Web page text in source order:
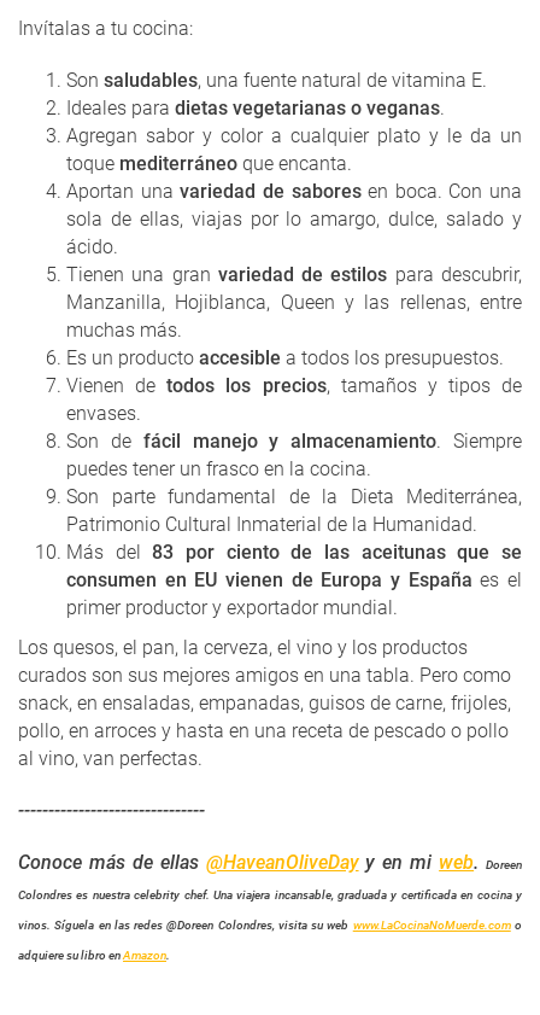
Invítalas a tu cocina:
Son saludables, una fuente natural de vitamina E.
Ideales para dietas vegetarianas o veganas.
Agregan sabor y color a cualquier plato y le da un
toque mediterráneo que encanta.
Aportan una variedad de saboresen boca. Con una
sola de ellas, viajas por lo amargo, dulce, salado y
ácido.
Tienen una gran variedad de estilos para descubrir,
Manzanilla, Hojiblanca, Queen y las rellenas, entre
muchas más.
Es un producto accesible a todos los presupuestos.
Vienen detodos los precios, tamaños y tipos de
envases.
Son defácil manejo y almacenamiento. Siempre
puedes tener un frasco en la cocina.
Son parte fundamental de la Dieta Mediterránea,
Patrimonio Cultural Inmaterial de la Humanidad.
Más del83 por ciento de las aceitunas que se
consumen en EU vienen de Europa y Españaes el
primer productor y exportador mundial.
Los quesos, el pan, la cerveza, el vino y los productos
curados son sus mejores amigos en una tabla. Pero como
snack, en ensaladas, empanadas, guisos de carne, frijoles,
pollo, en arroces y hasta en una receta de pescado o pollo
al vino, van perfectas.
-------------------------------
Conoce más de ellas @HaveanOliveDayy en mi web.Doreen
Colondres es nuestra celebrity chef. Una viajera incansable, graduada y certificada en cocina y
vinos. Síguela en las redes @Doreen Colondres, visita su web www.LaCocinaNoMuerde.como
adquiere su libro enAmazon.